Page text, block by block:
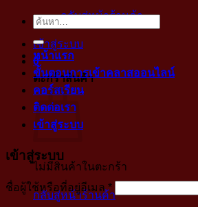
กลับสู่หน้าร้านค้า
เข้าสู่ระบบ
0
ตะกร้าสินค้า
ไม่มีสินค้าในตะกร้า
กลับสู่หน้าร้านค้า
ค้นหา:
หน้าแรก
ขั้นตอนการเข้าคลาสออนไลน์
คอร์สเรียน
ติดต่อเรา
เข้าสู่ระบบ
เข้าสู่ระบบ
ชื่อผู้ใช้หรือที่อยู่อีเมล*บังคับ
กรอก